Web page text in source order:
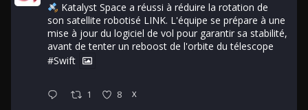
Katalyst Space a réussi à réduire la rotation de
son satellite robotisé LINK. L'équipe se prépare à une
mise à jour du logiciel de vol pour garantir sa stabilité,
avant de tenter un reboost de l'orbite du télescope
#Swift
1 8 X